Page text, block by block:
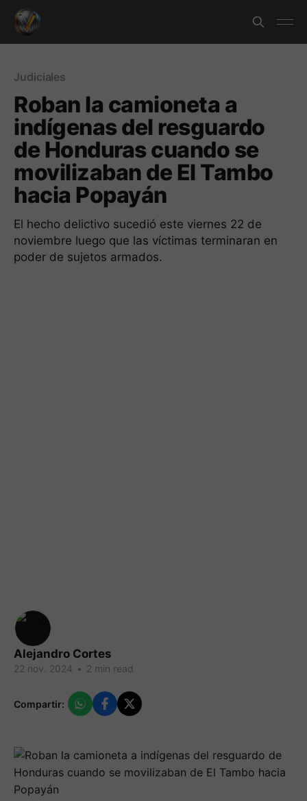
Judiciales
Roban la camioneta a
indígenas del resguardo
de Honduras cuando se
movilizaban de El Tambo
hacia Popayán
El hecho delictivo sucedió este viernes 22 de
noviembre luego que las víctimas terminaran en
poder de sujetos armados.
Alejandro Cortes
22 nov. 2024 • 2 min read
Compartir: